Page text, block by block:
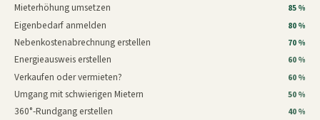
Mieterhöhung umsetzen 85 %
Eigenbedarf anmelden 80 %
Nebenkostenabrechnung erstellen 70 %
Energieausweis erstellen 60 %
Verkaufen oder vermieten? 60 %
Umgang mit schwierigen Mietern 50 %
360°-Rundgang erstellen 40 %